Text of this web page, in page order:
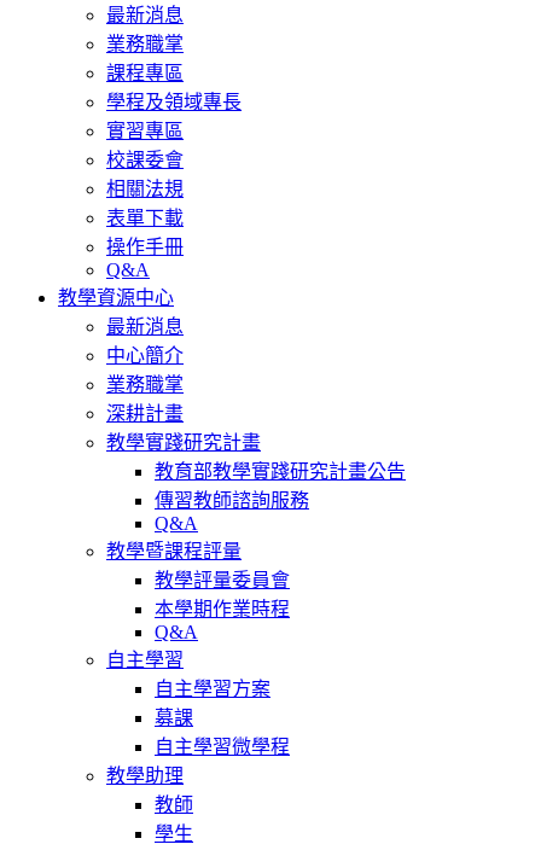
最新消息
業務職掌
課程專區
學程及領域專長
實習專區
校課委會
相關法規
表單下載
操作手冊
Q&A
教學資源中心
最新消息
中心簡介
業務職掌
深耕計畫
教學實踐研究計畫
教育部教學實踐研究計畫公告
傳習教師諮詢服務
Q&A
教學暨課程評量
教學評量委員會
本學期作業時程
Q&A
自主學習
自主學習方案
募課
自主學習微學程
教學助理
教師
學生